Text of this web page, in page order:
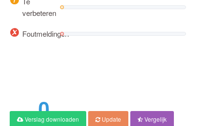
verbeteren
Foutmeldingen
0
Score
Verslag downloaden Update
Vergelijk